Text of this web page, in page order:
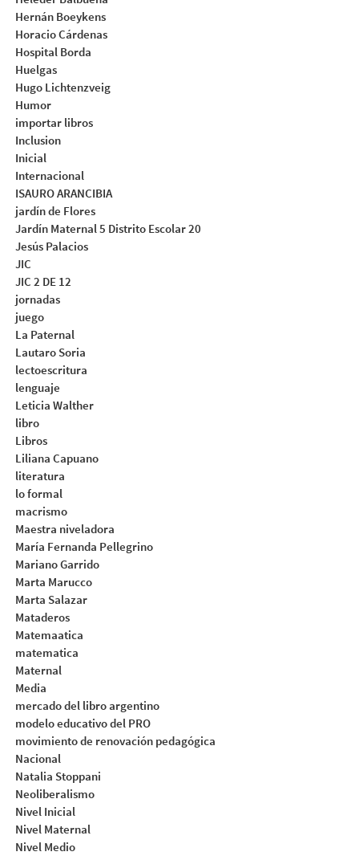
Hernán Boeykens
Horacio Cárdenas
Hospital Borda
Huelgas
Hugo Lichtenzveig
Humor
importar libros
Inclusion
Inicial
Internacional
ISAURO ARANCIBIA
jardín de Flores
Jardín Maternal 5 Distrito Escolar 20
Jesús Palacios
JIC
JIC 2 DE 12
jornadas
juego
La Paternal
Lautaro Soria
lectoescritura
lenguaje
Leticia Walther
libro
Libros
Liliana Capuano
literatura
lo formal
macrismo
Maestra niveladora
María Fernanda Pellegrino
Mariano Garrido
Marta Marucco
Marta Salazar
Mataderos
Matemaatica
matematica
Maternal
Media
mercado del libro argentino
modelo educativo del PRO
movimiento de renovación pedagógica
Nacional
Natalia Stoppani
Neoliberalismo
Nivel Inicial
Nivel Maternal
Nivel Medio